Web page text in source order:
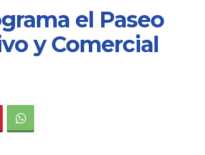
el Paseo
y Comercial